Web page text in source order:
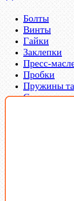
Болты
Винты
Гайки
Заклепки
Пресс-
Пробки
Пружины
Стопорные
Латунный